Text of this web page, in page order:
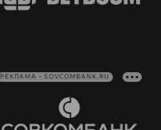
РЕКЛАМА • SOVCOMBANK.RU